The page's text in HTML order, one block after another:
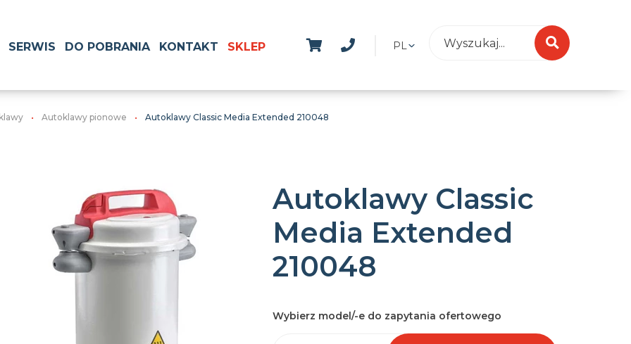
PL
SERWIS DO POBRANIA KONTAKT SKLEP
Autoklawy pionowe Autoklawy Classic Media Extended 210048
Autoklawy Classic
Media Extended
210048
Wybierz model/-e do zapytania ofertowego